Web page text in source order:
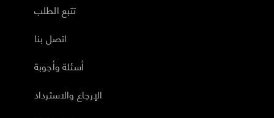
تتبع الطلب
اتصل بنا
أسئلة وأجوبة
الإرجاع والاسترداد